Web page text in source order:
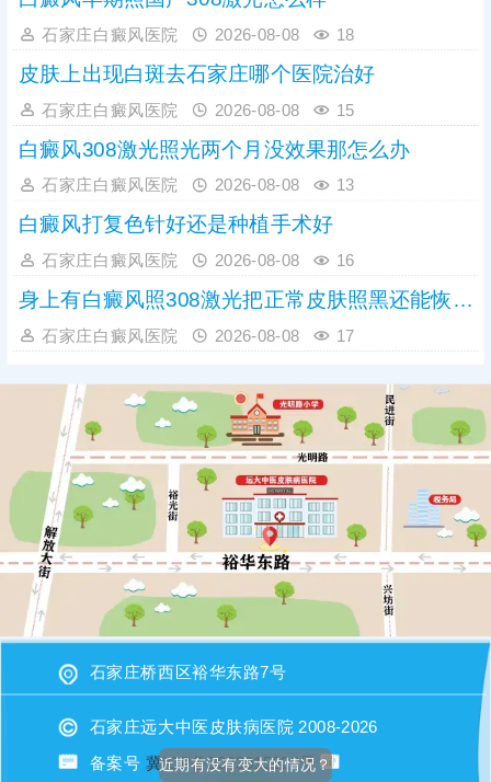
石家庄白癜风医院 2026-08-08 18
皮肤上出现白斑去石家庄哪个医院治好
石家庄白癜风医院 2026-08-08 15
白癜风308激光照光两个月没效果那怎么办
石家庄白癜风医院 2026-08-08 13
白癜风打复色针好还是种植手术好
石家庄白癜风医院 2026-08-08 16
身上有白癜风照308激光把正常皮肤照黑还能恢复吗
石家庄白癜风医院 2026-08-08 17
石家庄桥西区裕华东路7号
石家庄远大中医皮肤病医院 2008-2026
备案号 冀ICP备2023015620号
近期有没有变大的情况？